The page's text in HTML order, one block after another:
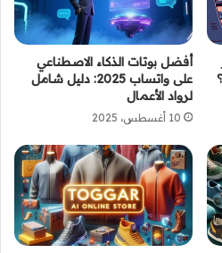
أفضل بوتات الذكاء الاصطناعي
على واتساب 2025: دليل شامل
لرواد الأعمال
10 أغسطس، 2025